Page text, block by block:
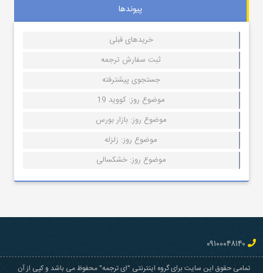
پیوندها
خریدهای قبلی
ثبت سفارش ترجمه
جستجوی پیشترفته
موضوع روز: کووید 19
موضوع روز: بازار بورس
موضوع روز: زلزله
موضوع روز: خشکسالی
تمامی حقوق این سایت برای گروه اینترنتی "ای ترجمه" محفوظ می باشد و کپی از آن